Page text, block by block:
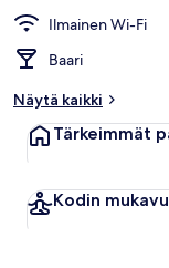
Ilmainen Wi-Fi
Baari
Näytä kaikki
Tärkeimmät
Kodin